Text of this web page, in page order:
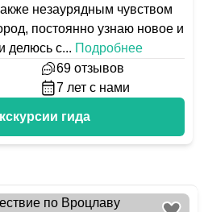
незаурядным чувством
постоянно узнаю новое и
делюсь с... Подробнее
69 отзывов
7 лет с нами
гида